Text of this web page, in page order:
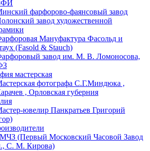
фарфорово-фаянсовый завод
завод художественной
Мануфактура Фасольд и
(Fasold & Stauch)
завод им. М. В. Ломоносова,
мастерская
фотографа С.Г.Миндюка ,
, Орловская губерния
ювелир Панкратьев Григорий
(Первый Московский Часовой Завод
С. М. Кирова)